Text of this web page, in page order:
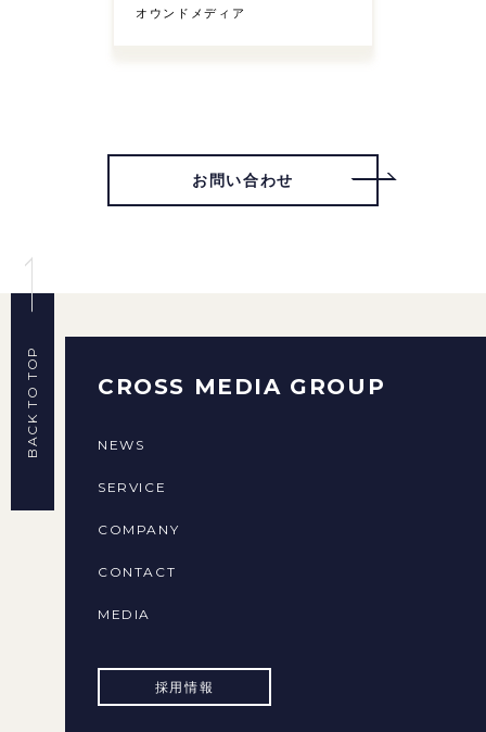
オウンドメディア
お問い合わせ
BACK TO TOP CROSS MEDIA GROUP
NEWS
SERVICE
COMPANY
CONTACT
MEDIA
採用情報